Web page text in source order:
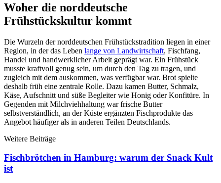
Woher die norddeutsche
Frühstückskultur kommt
Die Wurzeln der norddeutschen Frühstückstradition liegen in einer
Region, in der das Leben lange von Landwirtschaft, Fischfang,
Handel und handwerklicher Arbeit geprägt war. Ein Frühstück
musste kraftvoll genug sein, um durch den Tag zu tragen, und
zugleich mit dem auskommen, was verfügbar war. Brot spielte
deshalb früh eine zentrale Rolle. Dazu kamen Butter, Schmalz,
Käse, Aufschnitt und süße Begleiter wie Honig oder Konfitüre. In
Gegenden mit Milchviehhaltung war frische Butter
selbstverständlich, an der Küste ergänzten Fischprodukte das
Angebot häufiger als in anderen Teilen Deutschlands.
Weitere Beiträge
Fischbrötchen in Hamburg: warum der Snack Kult
ist